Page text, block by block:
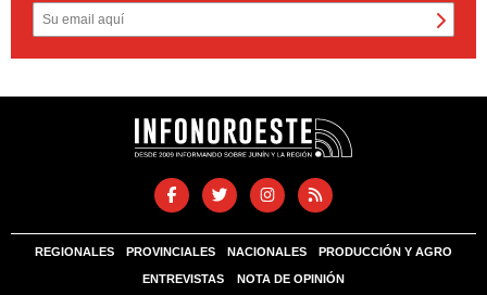
REGIONALES PROVINCIALES NACIONALES PRODUCCIÓN Y AGRO
ENTREVISTAS NOTA DE OPINIÓN